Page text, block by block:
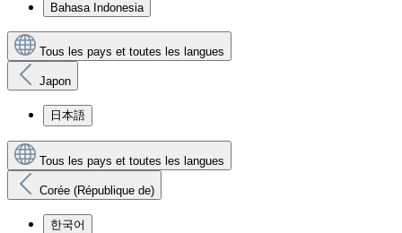
Bahasa Indonesia
Tous les pays et toutes les langues
Japon
日本語
Tous les pays et toutes les langues
Corée (République de)
한국어